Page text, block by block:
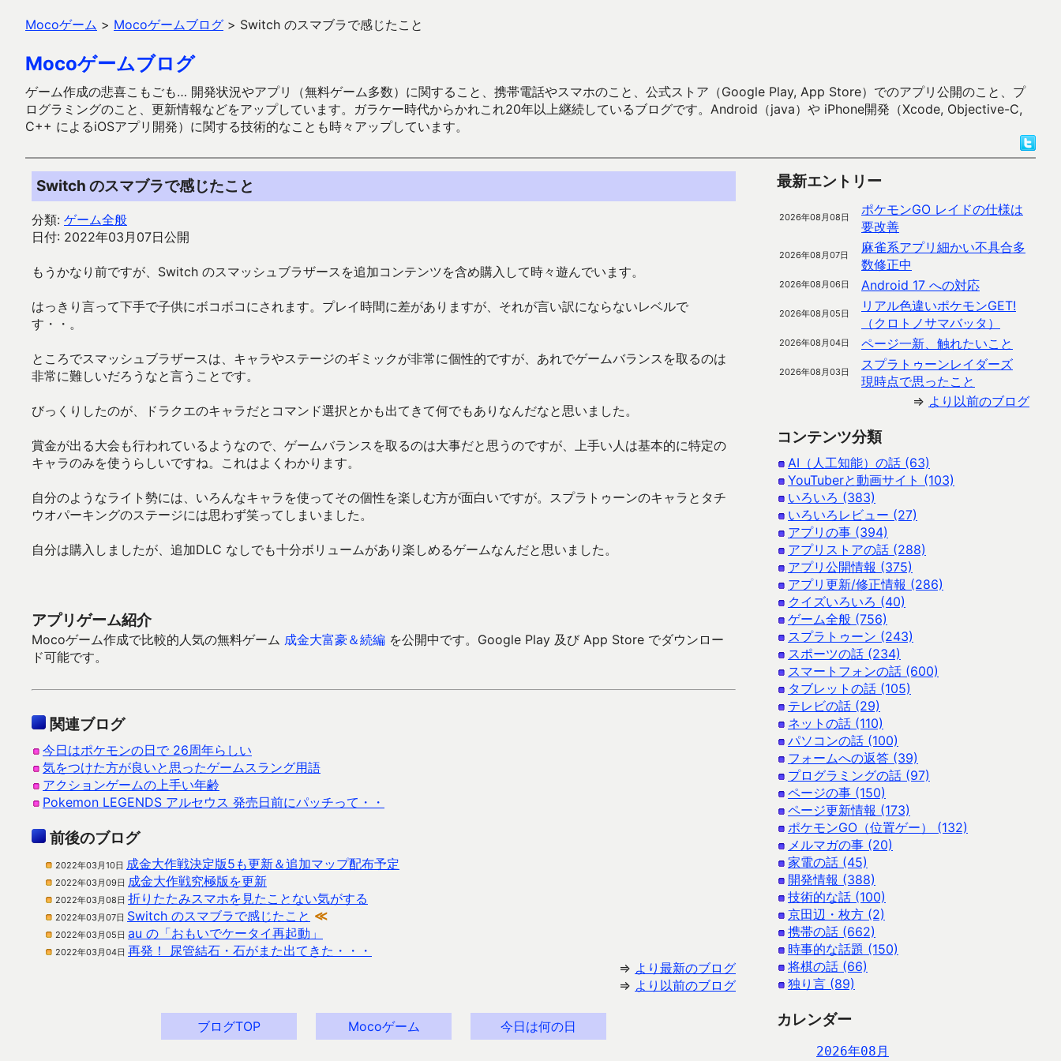
Mocoゲーム > Mocoゲームブログ > Switch のスマブラで感じたこと
Mocoゲームブログ
ゲーム作成の悲喜こもごも… 開発状況やアプリ（無料ゲーム多数）に関すること、携帯電話やスマホのこと、公式ストア（Google Play, App Store）でのアプリ公開のこと、プ
ログラミングのこと、更新情報などをアップしています。ガラケー時代からかれこれ20年以上継続しているブログです。Android（java）や iPhone開発（Xcode, Objective-C,
C++ によるiOSアプリ開発）に関する技術的なことも時々アップしています。
Switch のスマブラで感じたこと
分類: ゲーム全般
日付: 2022年03月07日公開
もうかなり前ですが、Switch のスマッシュブラザースを追加コンテンツを含め購入して時々遊んでいます。
はっきり言って下手で子供にボコボコにされます。プレイ時間に差がありますが、それが言い訳にならないレベルで
す・・。
ところでスマッシュブラザースは、キャラやステージのギミックが非常に個性的ですが、あれでゲームバランスを取るのは
非常に難しいだろうなと言うことです。
びっくりしたのが、ドラクエのキャラだとコマンド選択とかも出てきて何でもありなんだなと思いました。
賞金が出る大会も行われているようなので、ゲームバランスを取るのは大事だと思うのですが、上手い人は基本的に特定の
キャラのみを使うらしいですね。これはよくわかります。
自分のようなライト勢には、いろんなキャラを使ってその個性を楽しむ方が面白いですが。スプラトゥーンのキャラとタチ
ウオパーキングのステージには思わず笑ってしまいました。
自分は購入しましたが、追加DLC なしでも十分ボリュームがあり楽しめるゲームなんだと思いました。
アプリゲーム紹介
Mocoゲーム作成で比較的人気の無料ゲーム 成金大富豪＆続編 を公開中です。Google Play 及び App Store でダウンロー
ド可能です。
関連ブログ
今日はポケモンの日で 26周年らしい
気をつけた方が良いと思ったゲームスラング用語
アクションゲームの上手い年齢
Pokemon LEGENDS アルセウス 発売日前にパッチって・・
前後のブログ
2022年03月10日 成金大作戦決定版5も更新＆追加マップ配布予定
2022年03月09日 成金大作戦究極版を更新
2022年03月08日 折りたたみスマホを見たことない気がする
2022年03月07日 Switch のスマブラで感じたこと ≪
2022年03月05日 au の「おもいでケータイ再起動」
2022年03月04日 再発！ 尿管結石・石がまた出てきた・・・
⇒ より最新のブログ
⇒ より以前のブログ
ブログTOP Mocoゲーム 今日は何の日
最新エントリー
2026年08月08日
ポケモンGO レイドの仕様は
要改善
2026年08月07日
麻雀系アプリ細かい不具合多
数修正中
2026年08月06日 Android 17 への対応
2026年08月05日
リアル色違いポケモンGET!
（クロトノサマバッタ）
2026年08月04日 ページ一新、触れたいこと
2026年08月03日
スプラトゥーンレイダーズ
現時点で思ったこと
⇒ より以前のブログ
コンテンツ分類
AI（人工知能）の話 (63)
YouTuberと動画サイト (103)
いろいろ (383)
いろいろレビュー (27)
アプリの事 (394)
アプリストアの話 (288)
アプリ公開情報 (375)
アプリ更新/修正情報 (286)
クイズいろいろ (40)
ゲーム全般 (756)
スプラトゥーン (243)
スポーツの話 (234)
スマートフォンの話 (600)
タブレットの話 (105)
テレビの話 (29)
ネットの話 (110)
パソコンの話 (100)
フォームへの返答 (39)
プログラミングの話 (97)
ページの事 (150)
ページ更新情報 (173)
ポケモンGO（位置ゲー） (132)
メルマガの事 (20)
家電の話 (45)
開発情報 (388)
技術的な話 (100)
京田辺・枚方 (2)
携帯の話 (662)
時事的な話題 (150)
将棋の話 (66)
独り言 (89)
カレンダー
2026年08月